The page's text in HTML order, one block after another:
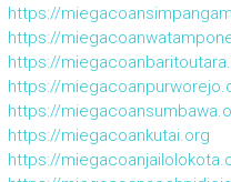
https://
https://
https://
https://
https://
https://miegacoankutai.org
https://